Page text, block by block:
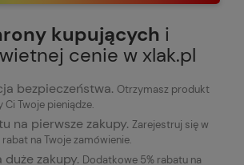
kupujących i
cenie w xlak.pl
bezpieczeństwa. Otrzymasz produkt
Twoje pieniądze.
na pierwsze zakupy. Zarejestruj się w
na Twoje zamówienie.
duże zakupy. Dodatkowe 5% rabatu na